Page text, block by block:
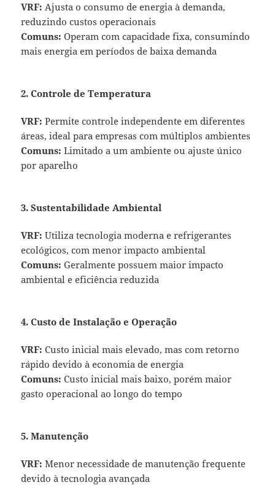
VRF: Ajusta o consumo de energia à demanda,
reduzindo custos operacionais
Comuns: Operam com capacidade fixa, consumindo
mais energia em períodos de baixa demanda
2. Controle de Temperatura
VRF: Permite controle independente em diferentes
áreas, ideal para empresas com múltiplos ambientes
Comuns: Limitado a um ambiente ou ajuste único
por aparelho
3. Sustentabilidade Ambiental
VRF: Utiliza tecnologia moderna e refrigerantes
ecológicos, com menor impacto ambiental
Comuns: Geralmente possuem maior impacto
ambiental e eficiência reduzida
4. Custo de Instalação e Operação
VRF: Custo inicial mais elevado, mas com retorno
rápido devido à economia de energia
Comuns: Custo inicial mais baixo, porém maior
gasto operacional ao longo do tempo
5. Manutenção
VRF: Menor necessidade de manutenção frequente
devido à tecnologia avançada